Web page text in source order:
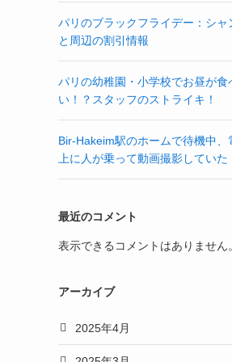
パリのブラックフライデー：シャ
と周辺の割引情報
パリの幼稚園・小学校でお昼が食
い！？スタッフのストライキ！
Bir-Hakeim駅のホームで待機中、
上に人が乗って動画撮影していた
最近のコメント
表示できるコメントはありません。
アーカイブ
2025年4月